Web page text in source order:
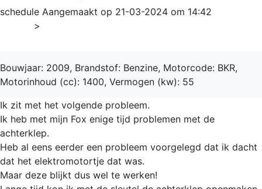
schedule Aangemaakt op 21-03-2024 om 14:42
>
Bouwjaar: 2009, Brandstof: Benzine, Motorcode: BKR,
Motorinhoud (cc): 1400, Vermogen (kw): 55
Ik zit met het volgende probleem.
Ik heb met mijn Fox enige tijd problemen met de
achterklep.
Heb al eens eerder een probleem voorgelegd dat ik dacht
dat het elektromotortje dat was.
Maar deze blijkt dus wel te werken!